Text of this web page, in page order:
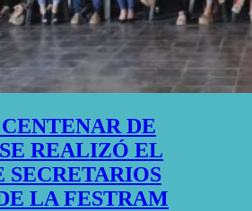
DE
REALIZÓ EL
SECRETARIOS
LA FESTRAM